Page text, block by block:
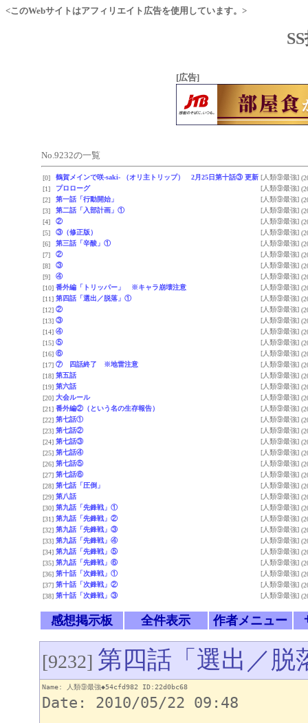
<このWebサイトはアフィリエイト広告を使用しています。>
[広告]
No.9232の一覧
[0] 鶴賀メインで咲-saki- （オリ主トリップ） 2月25日第十話③ 更新 [人類⑨最強]
[1]
プロローグ [人類⑨最強]
[2]
第一話「行動開始」 [人類⑨最強]
[3]
第二話「入部計画」① [人類⑨最強]
[4]
② [人類⑨最強]
[5]
③（修正版） [人類⑨最強]
[6]
第三話「辛酸」① [人類⑨最強]
[7]
② [人類⑨最強]
[8]
③ [人類⑨最強]
[9]
④ [人類⑨最強]
[10] 番外編「トリッパー」 ※キャラ崩壊注意 [人類⑨最強]
[11] 第四話「選出／脱落」① [人類⑨最強]
[12] ② [人類⑨最強]
[13] ③ [人類⑨最強]
[14] ④ [人類⑨最強]
[15] ⑤ [人類⑨最強]
[16] ⑥ [人類⑨最強]
[17] ⑦ 四話終了 ※地雷注意 [人類⑨最強]
[18] 第五話 [人類⑨最強]
[19] 第六話 [人類⑨最強]
[20] 大会ルール [人類⑨最強]
[21] 番外編②（という名の生存報告） [人類⑨最強]
[22] 第七話① [人類⑨最強]
[23] 第七話② [人類⑨最強]
[24] 第七話③ [人類⑨最強]
[25] 第七話④ [人類⑨最強]
[26] 第七話⑤ [人類⑨最強]
[27] 第七話⑥ [人類⑨最強]
[28] 第七話「圧倒」 [人類⑨最強]
[29] 第八話 [人類⑨最強]
[30] 第九話「先鋒戦」① [人類⑨最強]
[31] 第九話「先鋒戦」② [人類⑨最強]
[32] 第九話「先鋒戦」③ [人類⑨最強]
[33] 第九話「先鋒戦」④ [人類⑨最強]
[34] 第九話「先鋒戦」⑤ [人類⑨最強]
[35] 第九話「先鋒戦」⑥ [人類⑨最強]
[36] 第十話「次鋒戦」① [人類⑨最強]
[37] 第十話「次鋒戦」② [人類⑨最強]
[38] 第十話「次鋒戦」③ [人類⑨最強]
感想掲示板 全件表示 作者メニュー
[9232] 第四話「選出／
Name: 人類⑨最強◆54cfd982 ID:22d0bc68
Date: 2010/05/22 09:48